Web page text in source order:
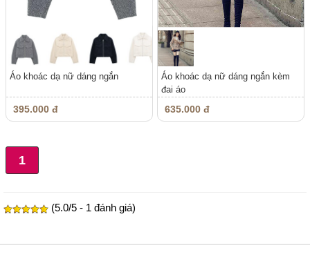
Áo khoác dạ nữ dáng ngắn
395.000 đ
Áo khoác dạ nữ dáng ngắn kèm
đai áo
635.000 đ
1
(5.0/5 - 1 đánh giá)